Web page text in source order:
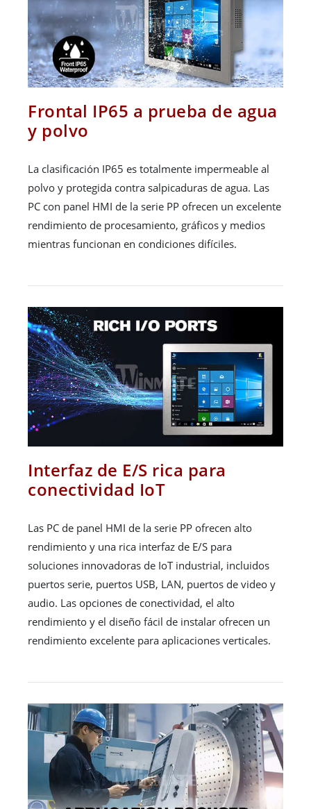
Frontal IP65 a prueba de agua
y polvo
La clasificación IP65 es totalmente impermeable al
polvo y protegida contra salpicaduras de agua. Las
PC con panel HMI de la serie PP ofrecen un excelente
rendimiento de procesamiento, gráficos y medios
mientras funcionan en condiciones difíciles.
Interfaz de E/S rica para
conectividad IoT
Las PC de panel HMI de la serie PP ofrecen alto
rendimiento y una rica interfaz de E/S para
soluciones innovadoras de IoT industrial, incluidos
puertos serie, puertos USB, LAN, puertos de video y
audio. Las opciones de conectividad, el alto
rendimiento y el diseño fácil de instalar ofrecen un
rendimiento excelente para aplicaciones verticales.